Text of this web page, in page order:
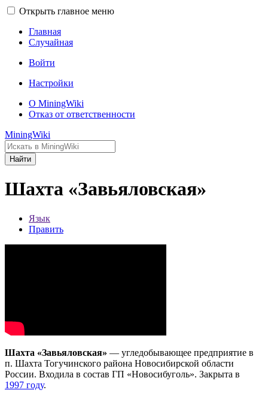
Открыть главное меню
Главная
Случайная
Войти
Настройки
О MiningWiki
Отказ от ответственности
MiningWiki
Найти
Шахта «Завьяловская»
Язык
Править
Шахта «Завьяловская» — угледобывающее предприятие в
п. Шахта Тогучинского района Новосибирской области
России. Входила в состав ГП «Новосибуголь». Закрыта в
1997 году.